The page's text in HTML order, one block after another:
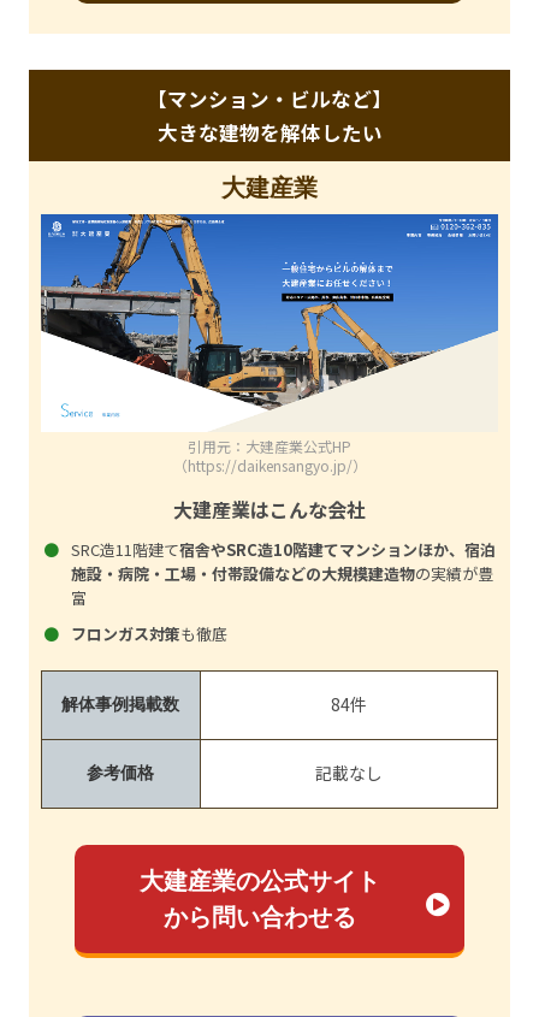
【マンション・ビルなど】
大きな建物を解体したい
大建産業
引用元：大建産業公式HP
（https://daikensangyo.jp/）
大建産業はこんな会社
SRC造11階建て宿舎やSRC造10階建てマンションほか、宿泊
施設・病院・工場・付帯設備などの大規模建造物の実績が豊
富
フロンガス対策も徹底
解体事例掲載数 84件
参考価格 記載なし
大建産業の公式サイト
から問い合わせる